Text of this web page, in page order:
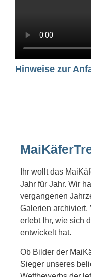
Hinweise zur
Ihr wollt das
Jahr für Jahr. Wir
vergangenen
Galerien archiviert.
erlebt Ihr, wie sich
entwickelt hat.
Ob Bilder der
Sieger unseres